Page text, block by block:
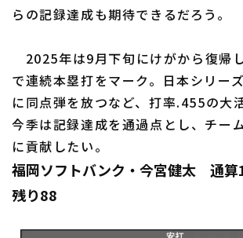
らの記録達成も期待できるだろう。
2025年は9月下旬にけがから復帰
で連続本塁打をマーク。日本シリー
に同点弾を放つなど、打率.455の大
今季は記録達成を通過点とし、チー
に貢献したい。
福岡ソフトバンク・今宮健太 通算
残り88